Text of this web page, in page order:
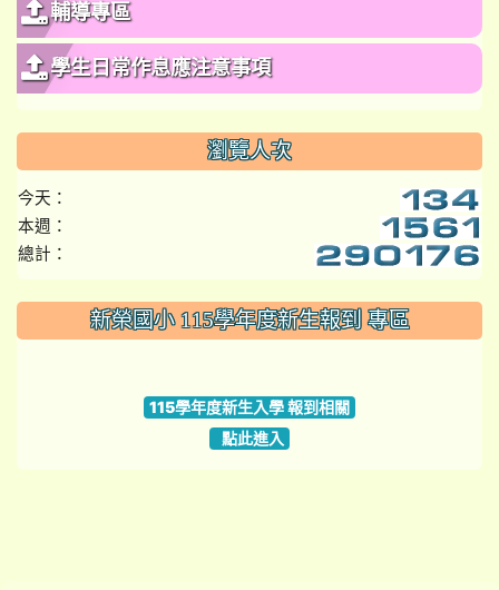
輔導專區
學生日常作息應注意事項
瀏覽人次
今天：
本週：
總計：
::: 新榮國小 115學年度新生報到 專區
115學年度新生入學 報到相關
點此進入